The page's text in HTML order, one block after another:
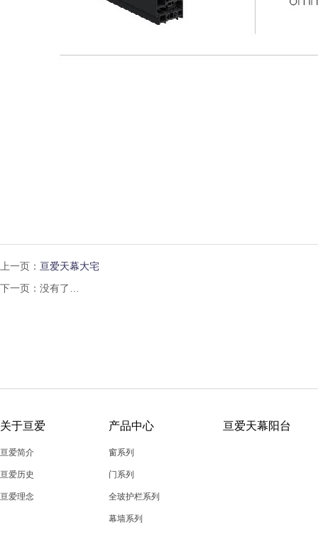
上一页： 亘爱天幕大宅
下一页：没有了…
关于亘爱
亘爱简介
亘爱历史
亘爱理念
产品中心
窗系列
门系列
全玻护栏系列
幕墙系列
亘爱天幕阳台